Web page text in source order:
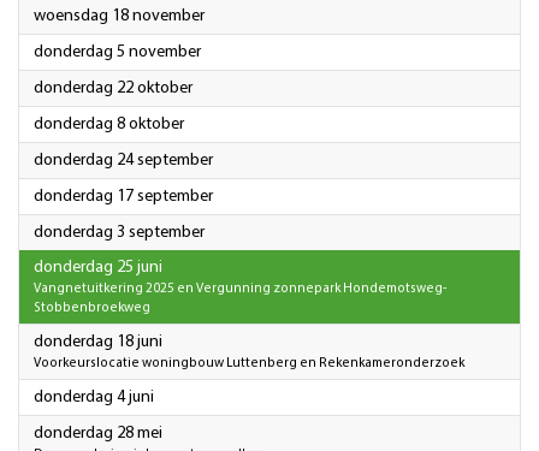
woensdag 18 november2026
donderdag 5 november2026
donderdag 22 oktober2026
donderdag 8 oktober2026
donderdag 24 september2026
donderdag 17 september2026
donderdag 3 september2026
donderdag 25 juni
Vangnetuitkering 2025 en Vergunning zonnepark Hondemotsweg-
Stobbenbroekweg
donderdag 18 juni
Voorkeurslocatie woningbouw Luttenberg en Rekenkameronderzoek
donderdag 4 juni
donderdag 28 mei